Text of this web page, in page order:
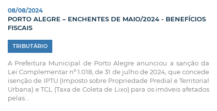
08/08/2024
PORTO ALEGRE – ENCHENTES DE MAIO/2024 - BENEFÍCIOS
FISCAIS
TRIBUTÁRIO
A Prefeitura Municipal de Porto Alegre anunciou a sanção da
Lei Complementar nº 1.018, de 31 de julho de 2024, que concede
isenção de IPTU (Imposto sobre Propriedade Predial e Territorial
Urbana) e TCL (Taxa de Coleta de Lixo) para os imóveis afetados
pelas...